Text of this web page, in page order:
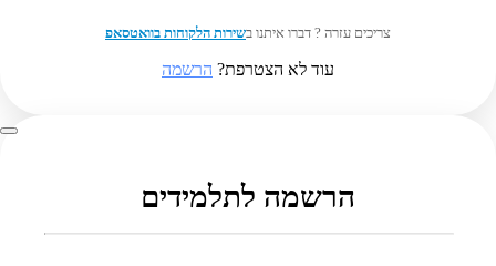
צריכים עזרה ? דברו איתנו בשירות הלקוחות בוואטסאפ
עוד לא הצטרפת? הרשמה
הרשמה לתלמידים